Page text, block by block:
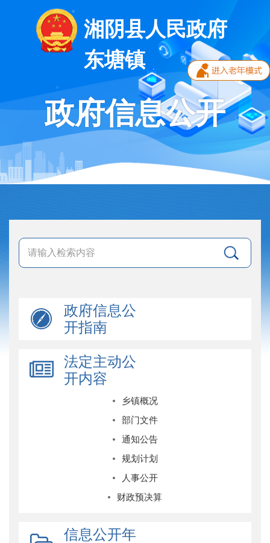
湘阴县人民政府
东塘镇
政府信息公开
政府信息公
开指南
法定主动公
开内容
乡镇概况
部门文件
通知公告
规划计划
人事公开
财政预决算
信息公开年